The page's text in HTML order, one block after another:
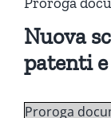
Nuova
patenti
Proroga